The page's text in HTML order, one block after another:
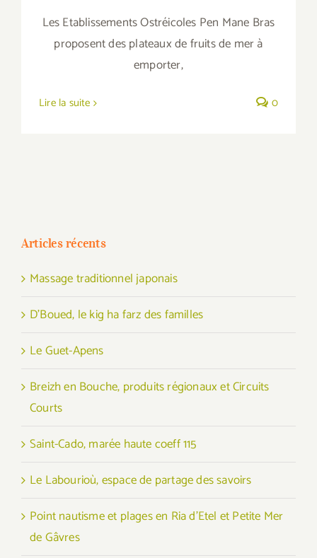
Les Etablissements Ostréicoles Pen Mane Bras
proposent des plateaux de fruits de mer à
emporter,
Lire la suite 0
Articles récents
Massage traditionnel japonais
D’Boued, le kig ha farz des familles
Le Guet-Apens
Breizh en Bouche, produits régionaux et Circuits
Courts
Saint-Cado, marée haute coeff 115
Le Labourioù, espace de partage des savoirs
Point nautisme et plages en Ria d’Etel et Petite Mer
de Gâvres